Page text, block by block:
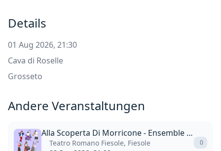
Details
01 Aug 2026, 21:30
Cava di Roselle
Grosseto
Andere Veranstaltungen
Alla Scoperta Di Morricone - Ensemble Symphony Orchestra
Teatro Romano Fiesole, Fiesole
0